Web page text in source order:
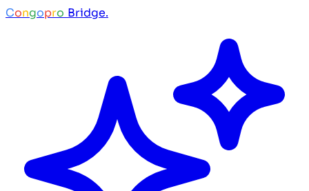
Congopro Bridge.